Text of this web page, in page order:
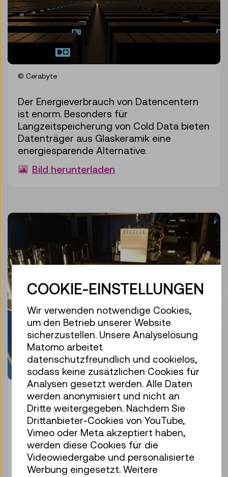
© Cerabyte
Der Energieverbrauch von Datencentern
ist enorm. Besonders für
Langzeitspeicherung von Cold Data bieten
Datenträger aus Glaskeramik eine
energiesparende Alternative.
Bild herunterladen
© Cerabyte
Maschine zur Bearbeitung von dünnen
keramischen Oberflächen mit einem
Femtosecond-Laser und einer
Mikroskopkamera zur instantanen
Beobachtung der Resultate.
COOKIE-EINSTELLUNGEN
Wir verwenden notwendige Cookies,
um den Betrieb unserer Website
sicherzustellen. Unsere Analyselösung
Matomo arbeitet
datenschutzfreundlich und cookielos,
sodass keine zusätzlichen Cookies für
Analysen gesetzt werden. Alle Daten
werden anonymisiert und nicht an
Dritte weitergegeben. Nachdem Sie
Drittanbieter-Cookies von YouTube,
Vimeo oder Meta akzeptiert haben,
werden diese Cookies für die
Videowiedergabe und personalisierte
Werbung eingesetzt. Weitere